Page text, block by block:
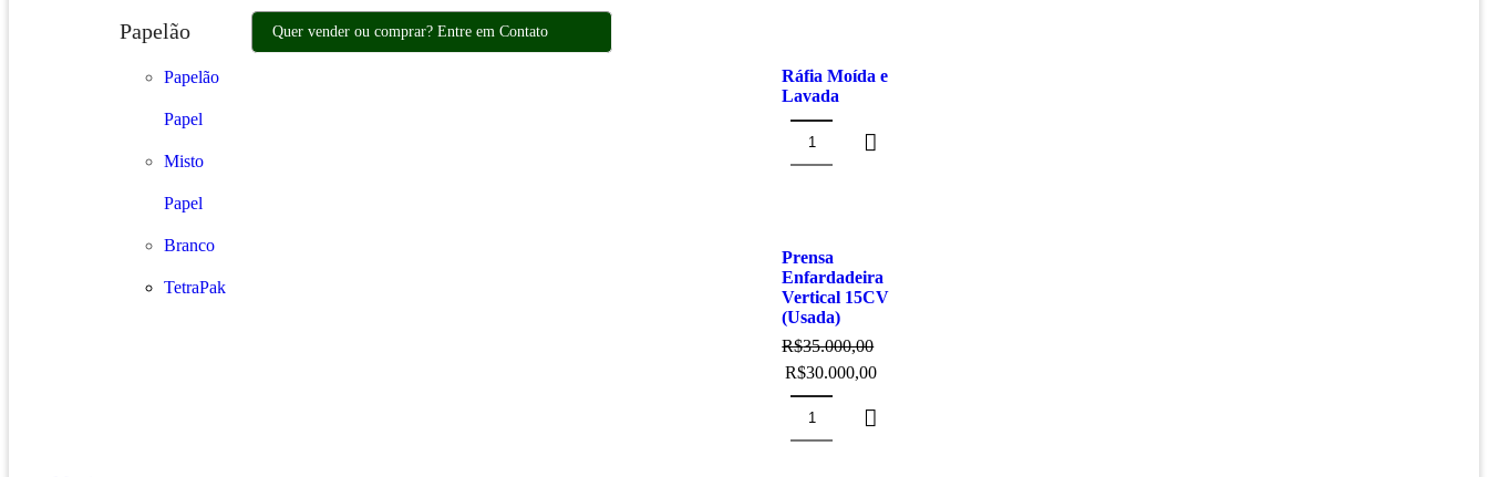
Papelão
Papelão
Papel
Misto
Papel
Branco
TetraPak
Quer vender ou comprar? Entre em Contato
Ráfia Moída e
Lavada
Ráfia
quantidade
Prensa
Enfardadeira
Vertical 15CV
(Usada)
R$35.000,00
O
preço
original
R$30.000,00O
Prensa